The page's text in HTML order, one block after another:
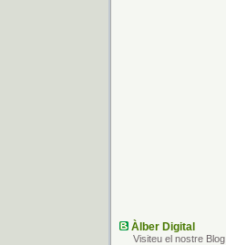
Àlber Digital
Visiteu el nostre Blog